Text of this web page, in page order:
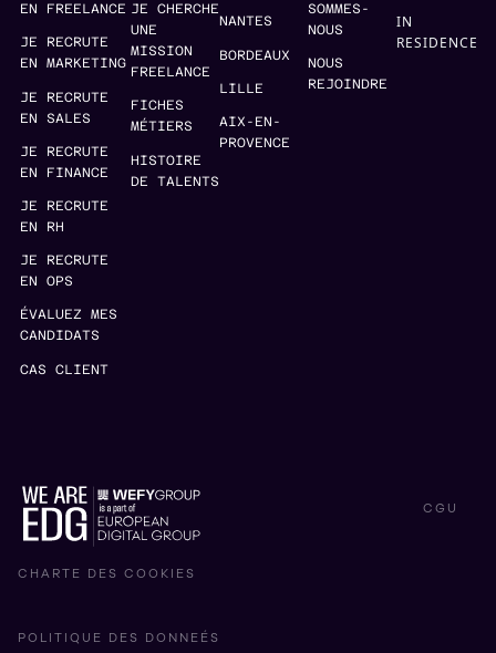
EN FREELANCE
JE RECRUTE
EN MARKETING
JE RECRUTE
EN SALES
JE RECRUTE
EN FINANCE
JE RECRUTE
EN RH
JE RECRUTE
EN OPS
ÉVALUEZ MES
CANDIDATS
CAS CLIENT
JE CHERCHE
UNE
MISSION
FREELANCE
FICHES
MÉTIERS
HISTOIRE
DE TALENTS
NANTES
BORDEAUX
LILLE
AIX-EN-
PROVENCE
SOMMES-
NOUS
NOUS
REJOINDRE
IN
RESIDENCE
CHARTE DES COOKIES
POLITIQUE DES DONNEÉS
CGU